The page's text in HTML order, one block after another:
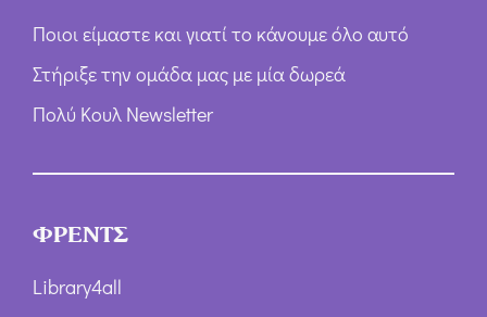
Ποιοι είμαστε και γιατί το κάνουμε όλο αυτό
Στήριξε την ομάδα μας με μία δωρεά
Πολύ Κουλ Newsletter
ΦΡΕΝΤΣ
Library4all